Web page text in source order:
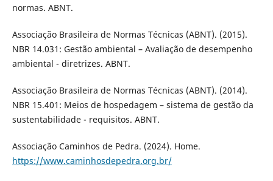
normas. ABNT.
Associação Brasileira de Normas Técnicas (ABNT). (2015).
NBR 14.031: Gestão ambiental – Avaliação de desempenho
ambiental - diretrizes. ABNT.
Associação Brasileira de Normas Técnicas (ABNT). (2014).
NBR 15.401: Meios de hospedagem – sistema de gestão da
sustentabilidade - requisitos. ABNT.
Associação Caminhos de Pedra. (2024). Home.
https://www.caminhosdepedra.org.br/